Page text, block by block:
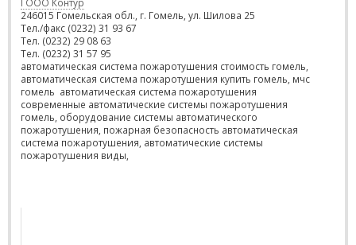
246015 Гомельская обл., г. Гомель, ул. Шилова 25
Тел./факс (0232) 31 93 67
Тел. (0232) 29 08 63
Тел. (0232) 31 57 95
автоматическая система пожаротушения стоимость гомель,
автоматическая система пожаротушения купить гомель, мчс
гомель автоматическая система пожаротушения
современные автоматические системы пожаротушения
гомель, оборудование системы автоматического
пожаротушения, пожарная безопасность автоматическая
система пожаротушения, автоматические системы
пожаротушения виды,